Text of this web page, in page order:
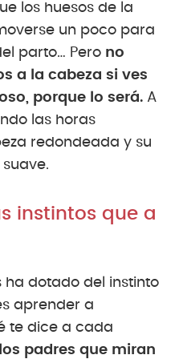
los huesos de la
un poco para
parto… Pero no
a la cabeza si ves
porque lo será. A
las horas
redondeada y su
instintos que a
ha dotado del instinto
aprender a
te dice a cada
padres que miran